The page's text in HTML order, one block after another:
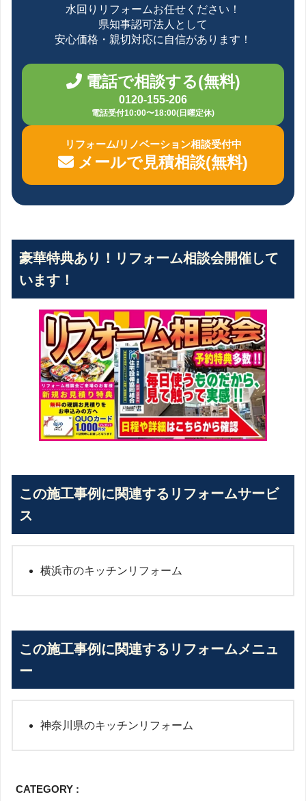
水回りリフォームお任せください！
県知事認可法人として
安心価格・親切対応に自信があります！
電話で相談する(無料)
0120-155-206
電話受付10:00〜18:00(日曜定休)
リフォーム/リノベーション相談受付中
メールで見積相談(無料)
豪華特典あり！リフォーム相談会開催して
います！
この施工事例に関連するリフォームサービ
ス
横浜市のキッチンリフォーム
この施工事例に関連するリフォームメニュ
ー
神奈川県のキッチンリフォーム
CATEGORY :